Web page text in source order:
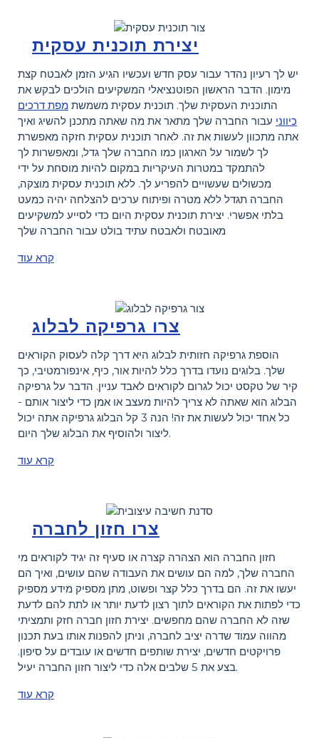
יצירת תוכנית עסקית
יש לך רעיון נהדר עבור עסק חדש ועכשיו הגיע הזמן לאבטח קצת
מימון. הדבר הראשון הפוטנציאלי המשקיעים הולכים לבקש את
התוכנית העסקית שלך. תוכנית עסקית משמשת מפת דרכים
כיווני עבור החברה שלך מתאר את מה שאתה מתכנן להשיג ואיך
אתה מתכוון לעשות את זה. לאחר תוכנית עסקית חזקה מאפשרת
לך לשמור על הארגון כמו החברה שלך גדל, ומאפשרות לך
להתמקד במטרות העיקריות במקום להיות מוסחת על ידי
מכשולים שעשויים להפריע לך. ללא תוכנית עסקית מוצקה,
החברה תגדל ללא מטרה ופיתוח ערכים להצלחה יהיה כמעט
בלתי אפשרי. יצירת תוכנית עסקית היום כדי לסייע למשקיעים
מאובטח ולאבטח עתיד בולט עבור החברה שלך
קרא עוד
צרו גרפיקה לבלוג
הוספת גרפיקה חזותית לבלוג היא דרך קלה לעסוק הקוראים
שלך. בלוגים נועדו בדרך כלל להיות אור, כיף, אינפורמטיבי, כך
קיר של טקסט יכול לגרום לקוראים לאבד עניין. הדבר על גרפיקה
הבלוג הוא שאתה לא צריך להיות מעצב או אמן כדי ליצור אותם -
כל אחד יכול לעשות את זה! הנה 3 קל הבלוג גרפיקה אתה יכול
ליצור ולהוסיף את הבלוג שלך היום.
קרא עוד
צרו חזון לחברה
חזון החברה הוא הצהרה קצרה או סעיף זה יגיד לקוראים מי
החברה שלך, למה הם עושים את העבודה שהם עושים, ואיך הם
יעשו את זה. הם בדרך כלל קצר ופשוט, מתן מספיק מידע מספיק
כדי לפתות את הקוראים לתוך רצון לדעת יותר או לתת להם לדעת
שזה לא החברה שהם מחפשים. יצירת חזון חברה חזק ותמציתי
מהווה עמוד שדרה יציב לחברה, וניתן להפנות אותו בעת תכנון
פרויקטים חדשים, יצירת שותפים חדשים או עובדים על סיפון.
בצע את 5 שלבים אלה כדי ליצור חזון החברה יעיל.
קרא עוד